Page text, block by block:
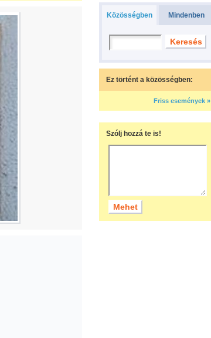
Közösségben Mindenben
Ez történt a közösségben:
Friss események »
Szólj hozzá te is!